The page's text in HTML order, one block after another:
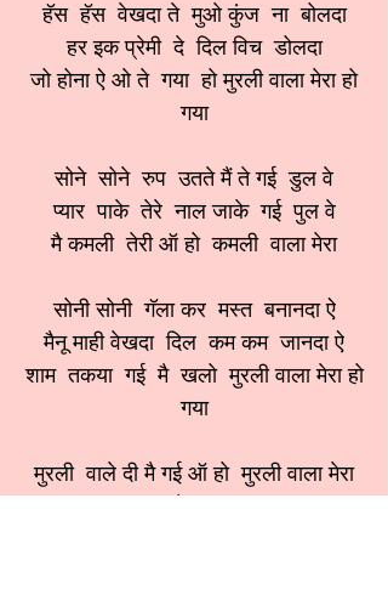
हॅस हॅस वेखदा ते मुओ कुंज ना बोलदा
हर इक प्रेमी दे दिल विच डोलदा
जो होना ऐ ओ ते गया हो मुरली वाला मेरा हो
गया
सोने सोने रुप उतते मैं ते गई डुल वे
प्यार पाके तेरे नाल जाके गई पुल वे
मै कमली तेरी ऑ हो कमली वाला मेरा
सोनी सोनी गॅला कर मस्त बनानदा ऐ
मैनू माही वेखदा दिल कम कम जानदा ऐ
शाम तकया गई मै खलो मुरली वाला मेरा हो
गया
मुरली वाले दी मै गई ऑ हो मुरली वाला मेरा